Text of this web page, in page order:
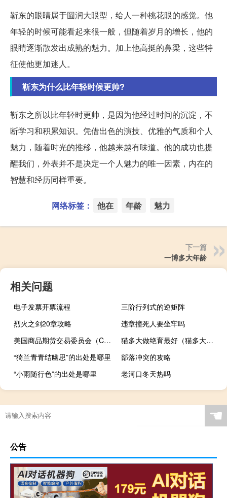
靳东的眼睛属于圆润大眼型，给人一种桃花眼的感觉。他
年轻的时候可能看起来很一般，但随着岁月的增长，他的
眼睛逐渐散发出成熟的魅力。加上他高挺的鼻梁，这些特
征使他更加迷人。
靳东为什么比年轻时候更帅?
靳东之所以比年轻时更帅，是因为他经过时间的沉淀，不
断学习和积累知识。凭借出色的演技、优雅的气质和个人
魅力，随着时光的推移，他越来越有味道。他的成功也提
醒我们，外表并不是决定一个人魅力的唯一因素，内在的
智慧和经历同样重要。
网络标签： 他在 年龄 魅力
下一篇
一博多大年龄
相关问题
电子发票开票流程
三阶行列式的逆矩阵
烈火之剑20章攻略
违章撞死人要坐牢吗
美国商品期货交易委员会（CFTC）：截至10月31日当周美国2年期国债期货净空头头寸增加11,136手合约至1,435,448手；美国10年期国债期货净空头头寸增加了64,336手合约达到627,698手合约；美国5年期国债期货净空头头寸增加182,686手合约至1,191,589手
猫多大做绝育最好（猫多大做绝育）
“猗兰青青结幽思”的出处是哪里
部落冲突的攻略
“小雨随行色”的出处是哪里
老河口冬天热吗
☚
公告